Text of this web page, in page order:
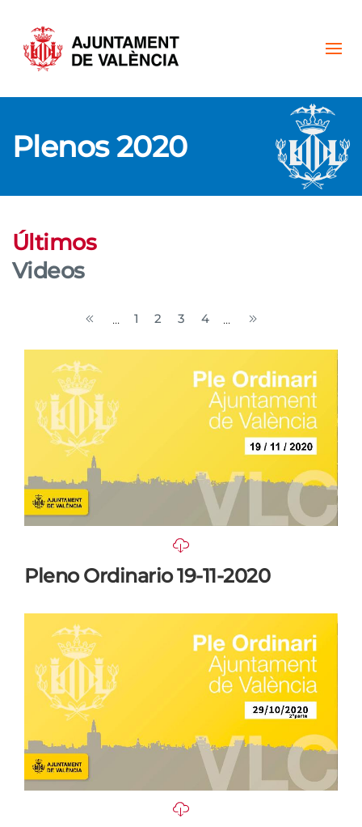
Skip to main content
Plenos 2020
Últimos
Videos
... 1 2 3 4 ...
Pleno Ordinario 19-11-2020